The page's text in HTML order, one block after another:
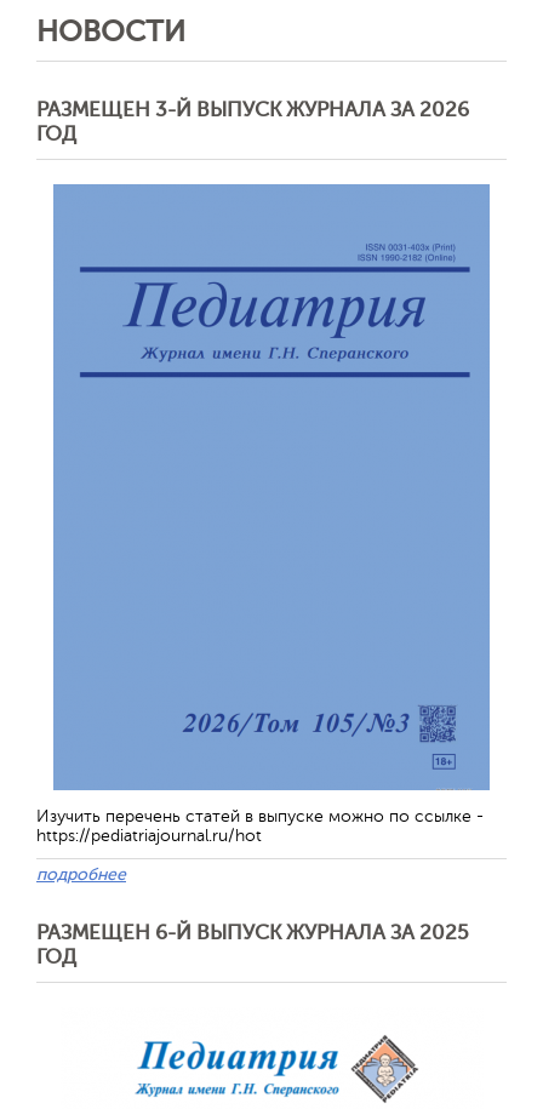
НОВОСТИ
РАЗМЕЩЕН 3-Й ВЫПУСК ЖУРНАЛА ЗА 2026
ГОД
Изучить перечень статей в выпуске можно по ссылке -
https://pediatriajournal.ru/hot
подробнее
РАЗМЕЩЕН 6-Й ВЫПУСК ЖУРНАЛА ЗА 2025
ГОД